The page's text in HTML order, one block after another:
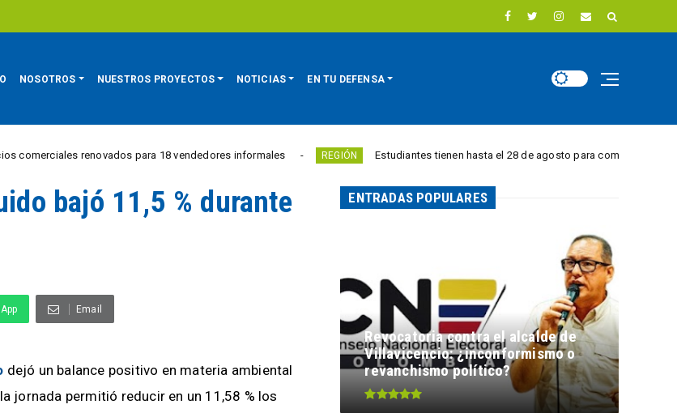
NOSOTROS NUESTROS PROYECTOS NOTICIAS EN TU DEFENSA
renovados para 18 vendedores informales REGIÓN Estudiantes tienen hasta el 28 de agosto para competir por 10.000 euros
bajó 11,5 % durante
Email
dejó un balance positivo en materia ambiental
jornada permitió reducir en un 11,58 % los
ENTRADAS POPULARES
Revocatoria contra el alcalde de
Villavicencio: ¿inconformismo o
revanchismo político?